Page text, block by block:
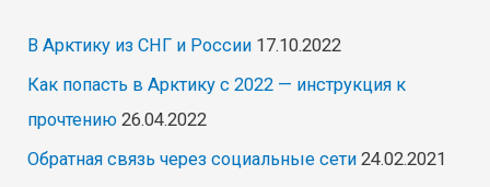
В Арктику из СНГ и России 17.10.2022
Как попасть в Арктику с 2022 — инструкция к
прочтению 26.04.2022
Обратная связь через социальные сети 24.02.2021